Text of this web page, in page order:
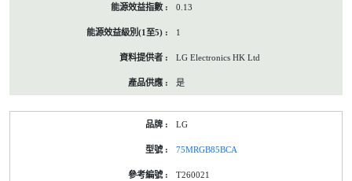
0.13
1
LG Electronics HK Ltd
是
LG
75MRGB85BCA
T260021